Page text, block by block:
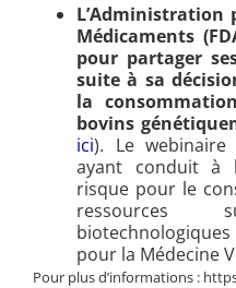
L’Administration
Médicaments
pour partager
suite à sa
la
bovins
ici). Le
ayant conduit à
risque pour le
pour la Médecine
Pour plus d’informations :